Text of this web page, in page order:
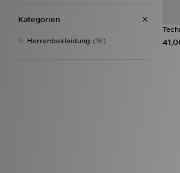
Saucony(2)
Technicals(16)
Kategorien
Herrenbekleidung (16)